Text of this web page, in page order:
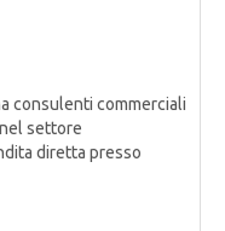
consulenti commerciali
settore
diretta presso